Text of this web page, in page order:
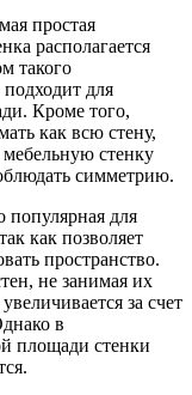
простая
располагается
такого
для
Кроме того,
как всю стену,
мебельную стенку
симметрию.
для
как позволяет
пространство.
не занимая их
за счет
в
площади стенки